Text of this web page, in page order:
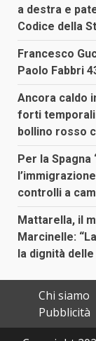
a destra e
Codice della
Francesco
Paolo Fabbri
Ancora caldo
forti temporali
bollino rosso
Per la Spagna
controlli a
Mattarella, il
Marcinelle:
la dignità
Chi siamo
Pubblicità